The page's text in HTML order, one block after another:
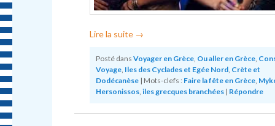
Lire la suite →
Posté dans Voyager en Grèce, Ou aller en Grèce,
Voyage, Iles des Cyclades et Egée Nord, Crète et
Dodécanèse | Mots-clefs : Faire la fête en Grèce,
Hersonissos, iles grecques branchées | Répondre